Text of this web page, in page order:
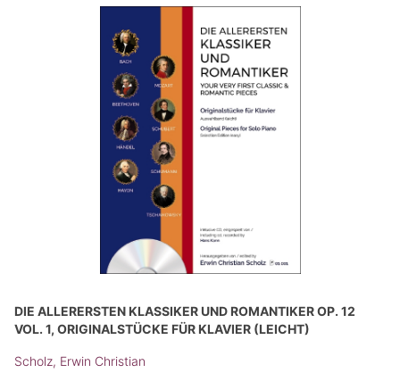
DIE ALLERERSTEN KLASSIKER UND ROMANTIKER OP. 12
VOL. 1, ORIGINALSTÜCKE FÜR KLAVIER (LEICHT)
Scholz, Erwin Christian